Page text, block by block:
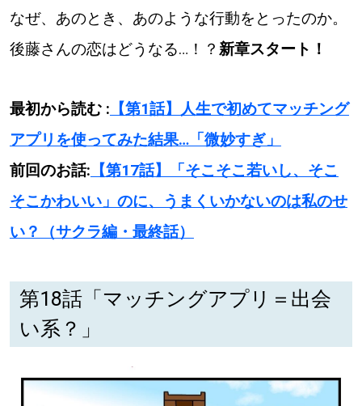
明日への”きっかけ”WEBマガジン
Sitakkeパートナー
【道央のお気に入りを見つけたい】
【道北のお気に入りを見つけたい】
なぜ、あのとき、あのような行動をとったのか。
後藤さんの恋はどうなる…！？ 新章スタート！
最初から読む : 【第1話】人生で初めてマッチング
アプリを使ってみた結果…「微妙すぎ」
前回のお話: 【第17話】「そこそこ若いし、そこ
そこかわいい」のに、うまくいかないのは私のせ
い？（サクラ編・最終話）
第18話「マッチングアプリ＝出会
い系？」